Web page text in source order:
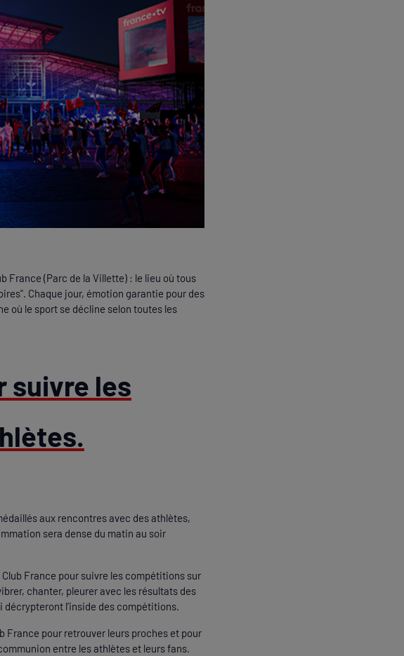
France (Parc de la Villette) : le lieu où tous
Chaque jour, émotion garantie pour des
où le sport se décline selon toutes les
suivre les
aux rencontres avec des athlètes,
sera dense du matin au soir
France pour suivre les compétitions sur
chanter, pleurer avec les résultats des
décrypteront l’inside des compétitions.
France pour retrouver leurs proches et pour
entre les athlètes et leurs fans.